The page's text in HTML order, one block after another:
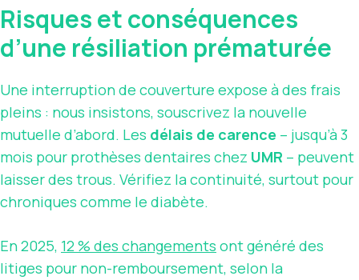
Risques et conséquences
d’une résiliation prématurée
Une interruption de couverture expose à des frais
pleins : nous insistons, souscrivez la nouvelle
mutuelle d’abord. Les délais de carence – jusqu’à 3
mois pour prothèses dentaires chez UMR – peuvent
laisser des trous. Vérifiez la continuité, surtout pour
chroniques comme le diabète.
En 2025, 12 % des changements ont généré des
litiges pour non-remboursement, selon la